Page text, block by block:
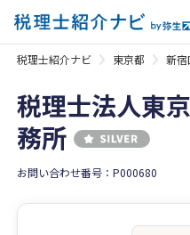
税理士紹介ナビ 東京都 新宿
税理士法人東
務所
お問い合わせ番号：P000680